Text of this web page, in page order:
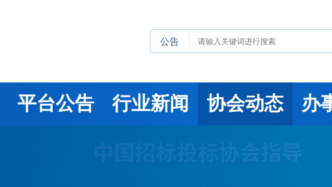
公告
平台公告 行业新闻 协会动态 办